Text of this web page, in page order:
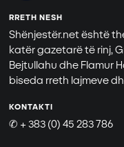
RRETH NESH
Shënjestër.net është
katër gazetarë të rinj,
Bejtullahu dhe Flamur
biseda rreth lajmeve
KONTAKTI
✆ + 383 (0) 45 283 786